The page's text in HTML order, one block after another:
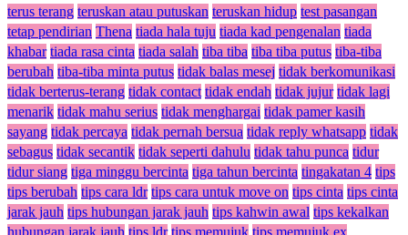
terus terang teruskan atau putuskan teruskan hidup test pasangan
tetap pendirian Thena tiada hala tuju tiada kad pengenalan tiada
khabar tiada rasa cinta tiada salah tiba tiba tiba tiba putus tiba-tiba
berubah tiba-tiba minta putus tidak balas mesej tidak berkomunikasi
tidak berterus-terang tidak contact tidak endah tidak jujur tidak lagi
menarik tidak mahu serius tidak menghargai tidak pamer kasih
sayang tidak percaya tidak pernah bersua tidak reply whatsapp tidak
sebagus tidak secantik tidak seperti dahulu tidak tahu punca tidur
tidur siang tiga minggu bercinta tiga tahun bercinta tingakatan 4 tips
tips berubah tips cara ldr tips cara untuk move on tips cinta tips cinta
jarak jauh tips hubungan jarak jauh tips kahwin awal tips kekalkan
hubungan jarak jauh tips ldr tips memujuk tips memujuk ex